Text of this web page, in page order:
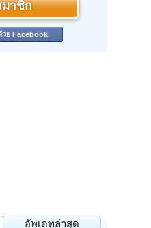
าชิก
วย Facebook
อัพเดทล่าสุด